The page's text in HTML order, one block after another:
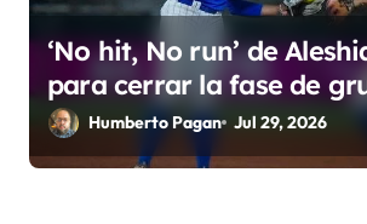
‘No hit, No run’ de
para cerrar la fase de
Humberto Pagan Jul 29, 2026